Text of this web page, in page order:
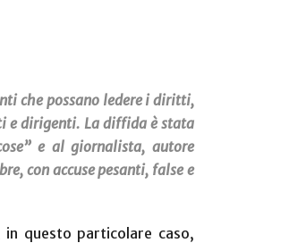
che possano ledere i diritti,
e dirigenti. La diffida è stata
e al giornalista, autore
con accuse pesanti, false e
questo particolare caso,